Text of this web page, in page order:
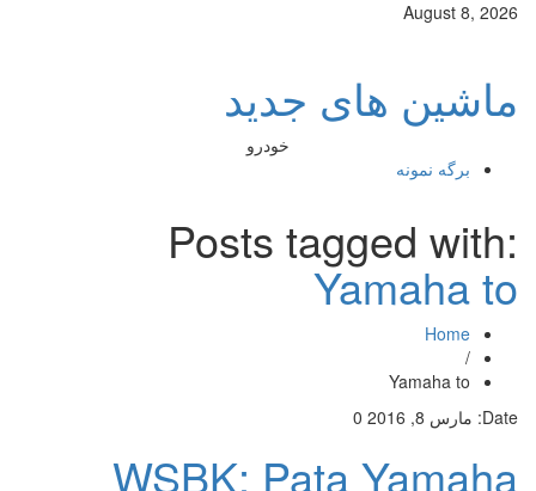
August 8, 2026
ماشین های جدید
خودرو
برگه نمونه
Posts tagged with:
Yamaha to
Home
/
Yamaha to
Date: مارس 8, 2016 0
WSBK: Pata Yamaha